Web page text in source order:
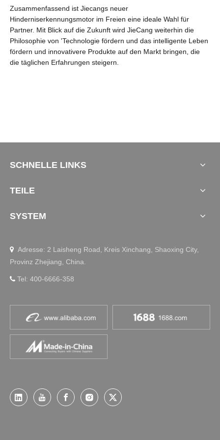
Zusammenfassend ist Jiecangs neuer
Hinderniserkennungsmotor im Freien eine ideale Wahl für
Partner. Mit Blick auf die Zukunft wird JieCang weiterhin die
Philosophie von 'Technologie fördern und das intelligente Leben
fördern und innovativere Produkte auf den Markt bringen, die
die täglichen Erfahrungen steigern.
SCHNELLE LINKS
TEILE
SYSTEM
 Adresse: 2 Laisheng Road, Kreis Xinchang, Shaoxing City,
Provinz Zhejiang, China.
 Tel: 400-6666-358